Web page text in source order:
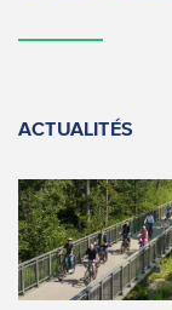
ACTUALITÉS